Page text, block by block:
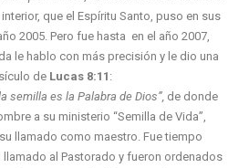
que el Espíritu Santo, puso en sus
2005. Pero fue hasta en el año 2007,
le hablo con más precisión y le dio una
de Lucas 8:11 :
semilla es la Palabra de Dios”, de donde
a su ministerio “Semilla de Vida”,
llamado como maestro. Fue tiempo
al Pastorado y fueron ordenados